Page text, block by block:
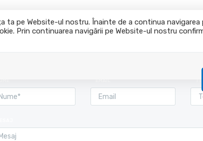
ta pe Website-ul nostru. Înainte de a continua navigarea
Prin continuarea navigării pe Website-ul nostru
Acasa Cumpara Inchiriaza